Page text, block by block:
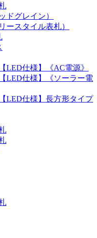
ドグレイン）
ースタイル表札）
LED仕様】《AC電源》
LED仕様】《ソーラー電
LED仕様】長方形タイプ